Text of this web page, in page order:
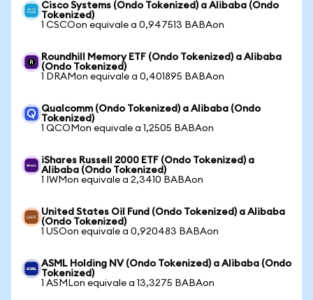
Cisco Systems (Ondo Tokenized) a Alibaba (Ondo
Tokenized)
1 CSCOon equivale a 0,947513 BABAon
Roundhill Memory ETF (Ondo Tokenized) a Alibaba
(Ondo Tokenized)
1 DRAMon equivale a 0,401895 BABAon
Qualcomm (Ondo Tokenized) a Alibaba (Ondo
Tokenized)
1 QCOMon equivale a 1,2505 BABAon
iShares Russell 2000 ETF (Ondo Tokenized) a
Alibaba (Ondo Tokenized)
1 IWMon equivale a 2,3410 BABAon
United States Oil Fund (Ondo Tokenized) a Alibaba
(Ondo Tokenized)
1 USOon equivale a 0,920483 BABAon
ASML Holding NV (Ondo Tokenized) a Alibaba (Ondo
Tokenized)
1 ASMLon equivale a 13,3275 BABAon